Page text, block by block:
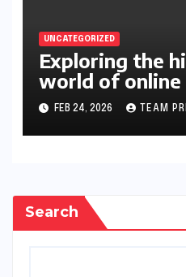
UNCATEGORIZED
Exploring the
world of online
gambler’s guide
FEB 24, 2026 TEAM
Search